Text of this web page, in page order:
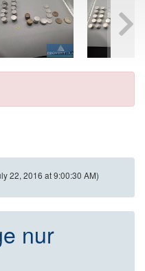
22, 2016 at 9:00:30 AM)
nur